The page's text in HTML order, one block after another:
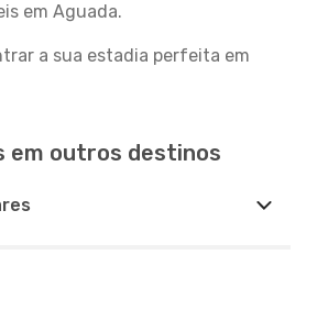
em Aguada.
a sua estadia perfeita em
em outros destinos